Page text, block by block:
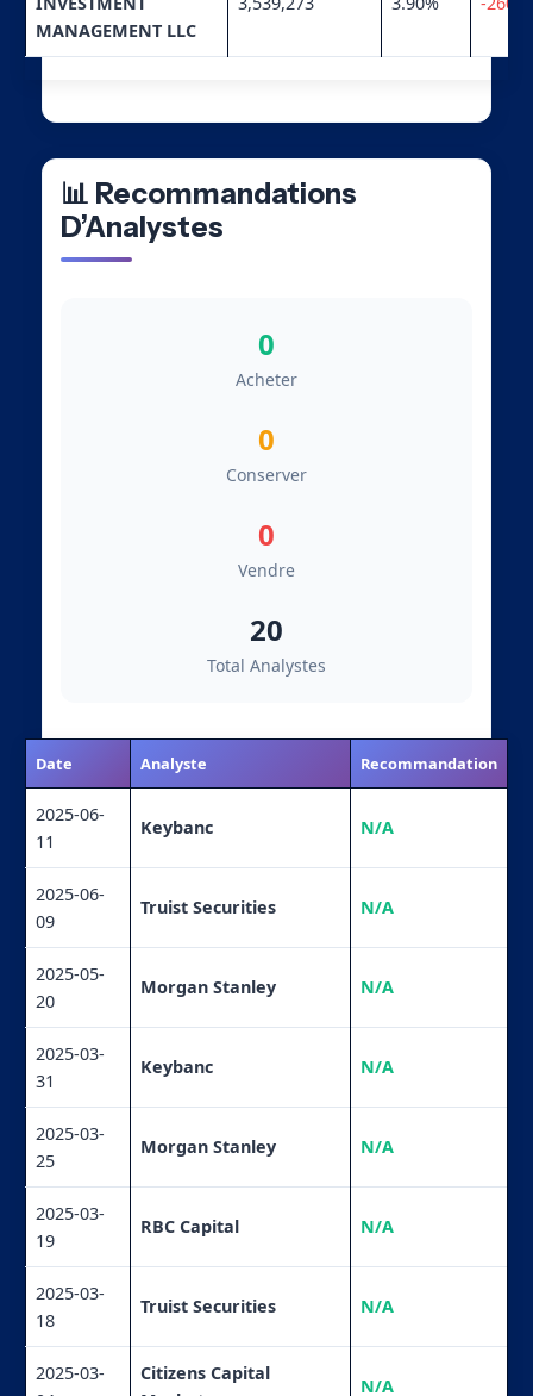
MANAGEMENT LLC
📊 Recommandations
D’Analystes
0
Acheter
0
Conserver
0
Vendre
20
Total Analystes
Date Analyste Recommandation
2025-06-
11
Keybanc N/A
2025-06-
09
Truist Securities N/A
2025-05-
20
Morgan Stanley N/A
2025-03-
31
Keybanc N/A
2025-03-
25
Morgan Stanley N/A
2025-03-
19
RBC Capital N/A
2025-03-
18
Truist Securities N/A
2025-03-
Citizens Capital
N/A